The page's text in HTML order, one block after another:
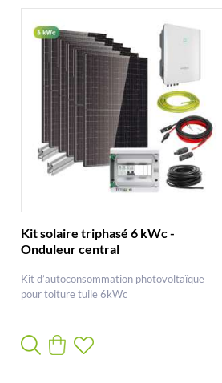
Kit solaire triphasé 6 kWc -
Onduleur central
Kit d’autoconsommation photovoltaïque
pour toiture tuile 6kWc